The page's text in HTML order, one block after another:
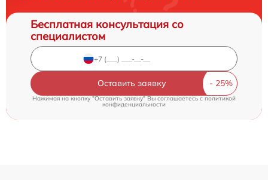
Бесплатная консультация со
специалистом
Оставить заявку
Нажимая на кнопку "Оставить заявку" Вы соглашаетесь cполитикой
конфиденциальности